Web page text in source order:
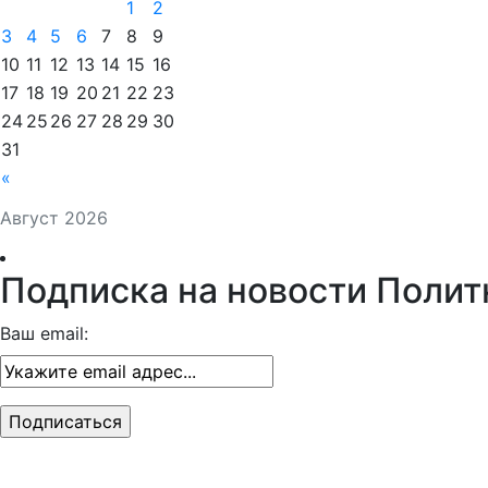
Август 2026
«
1
2
3
4 5 6 7 8
9
10 11 12 13 14 15 16
17 18 19 20 21 22 23
24 25 26 27 28 29 30
31
Подписка на новости
Ваш email: